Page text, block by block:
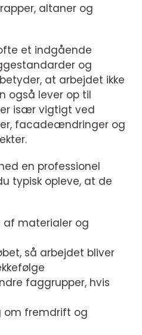
altaner og
et indgående
og
at arbejdet ikke
også lever op til
især vigtigt ved
facadeændringer og
en professionel
typisk opleve, at de
af materialer og
så arbejdet bliver
faggrupper, hvis
om fremdrift og